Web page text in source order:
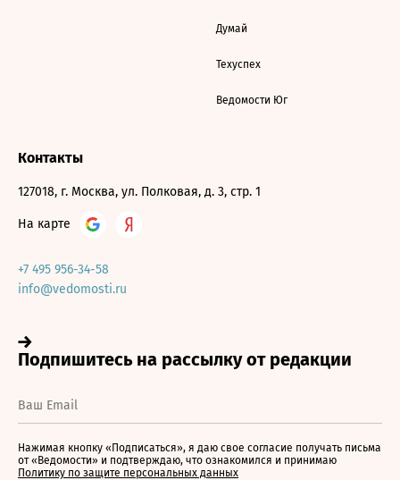
Думай
Техуспех
Ведомости Юг
Контакты
127018, г. Москва, ул. Полковая, д. 3, стр. 1
На карте
+7 495 956-34-58
info@vedomosti.ru
Нажимая кнопку «Подписаться», я даю свое согласие получать письма
от «Ведомости» и подтверждаю, что ознакомился и принимаю
Политику по защите персональных данных